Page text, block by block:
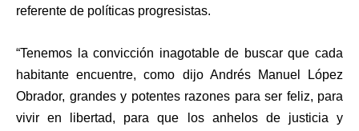
referente de políticas progresistas.
“Tenemos la convicción inagotable de buscar que cada
habitante encuentre, como dijo Andrés Manuel López
Obrador, grandes y potentes razones para ser feliz, para
vivir en libertad, para que los anhelos de justicia y